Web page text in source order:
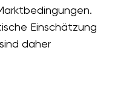
Einschätzung
daher